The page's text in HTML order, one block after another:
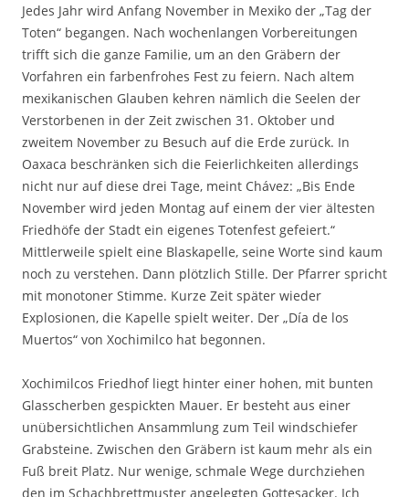
Jedes Jahr wird Anfang November in Mexiko der „Tag der
Toten“ begangen. Nach wochenlangen Vorbereitungen
trifft sich die ganze Familie, um an den Gräbern der
Vorfahren ein farbenfrohes Fest zu feiern. Nach altem
mexikanischen Glauben kehren nämlich die Seelen der
Verstorbenen in der Zeit zwischen 31. Oktober und
zweitem November zu Besuch auf die Erde zurück. In
Oaxaca beschränken sich die Feierlichkeiten allerdings
nicht nur auf diese drei Tage, meint Chávez: „Bis Ende
November wird jeden Montag auf einem der vier ältesten
Friedhöfe der Stadt ein eigenes Totenfest gefeiert.“
Mittlerweile spielt eine Blaskapelle, seine Worte sind kaum
noch zu verstehen. Dann plötzlich Stille. Der Pfarrer spricht
mit monotoner Stimme. Kurze Zeit später wieder
Explosionen, die Kapelle spielt weiter. Der „Día de los
Muertos“ von Xochimilco hat begonnen.
Xochimilcos Friedhof liegt hinter einer hohen, mit bunten
Glasscherben gespickten Mauer. Er besteht aus einer
unübersichtlichen Ansammlung zum Teil windschiefer
Grabsteine. Zwischen den Gräbern ist kaum mehr als ein
Fuß breit Platz. Nur wenige, schmale Wege durchziehen
den im Schachbrettmuster angelegten Gottesacker. Ich